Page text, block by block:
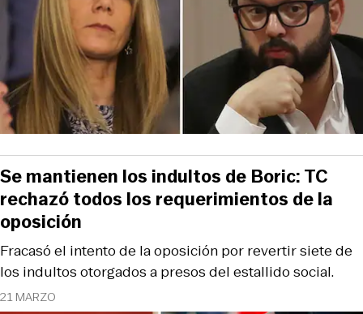
21 MARZO
Fracasó el intento de la oposición por revertir siete de
los indultos otorgados a presos del estallido social.
Se mantienen los indultos de Boric: TC
rechazó todos los requerimientos de la
oposición